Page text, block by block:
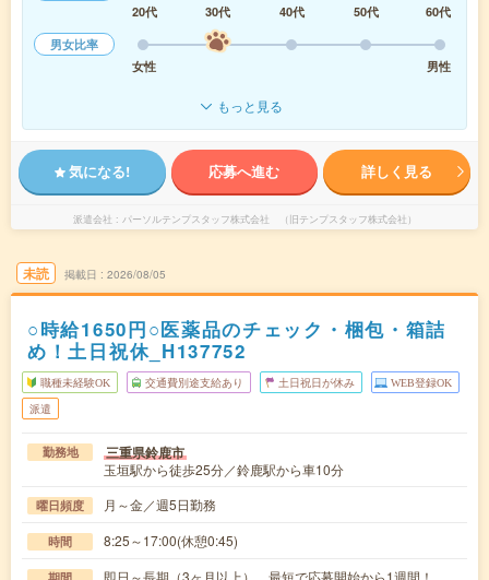
20代
30代 40代 50代
60代
男女比率
女性
男性
もっと見る
気になる! 応募へ進む 詳しく見る
派遣会社 パーソルテンプスタッフ株式会社 （旧テンプスタッフ株式会社）
未読 掲載日 2026/08/05
○時給1650円○医薬品のチェック・梱包・箱詰
め！土日祝休_H137752
職種未経験OK 交通費別途支給あり 土日祝日が休み WEB登録OK
派遣
勤務地 三重県鈴鹿市
玉垣駅から徒歩25分／鈴鹿駅から車10分
曜日頻度 月～金／週5日勤務
時間 8:25～17:00(休憩0:45)